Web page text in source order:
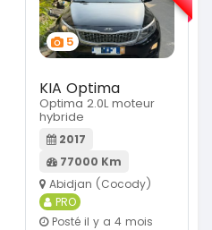
5
KIA Optima
Optima 2.0L moteur
hybride
2017
77000 Km
Abidjan (Cocody)
PRO
Posté il y a 4 mois